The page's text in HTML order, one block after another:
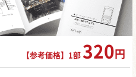
【参考価格】1部 320 円